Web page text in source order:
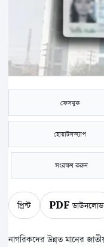
ফেসবুক
হোয়াটসঅ্যাপ
সংরক্ষণ করুন
প্রিন্ট PDF ডাউনলোড
নাগরিকদের উন্নত মানের জাতীয় পরিচয়পত্র (স্মার্ট এনআইডি) বিতরণে ৭ কোটি